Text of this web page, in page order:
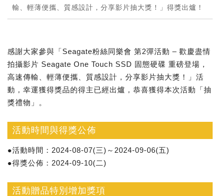
輸、輕薄便攜、質感設計，分享影片抽大獎！」得獎出爐！
感謝大家參與「Seagate粉絲同樂會 第2彈活動 – 歡慶盡情
拍攝影片 Seagate One Touch SSD 固態硬碟 重磅登場，
高速傳輸、輕薄便攜、質感設計，分享影片抽大獎！」活
動，幸運獲得獎品的得主已經出爐，恭喜獲得本次活動「抽
獎禮物」。
活動時間與得獎公佈
●活動時間：2024-08-07(三)～2024-09-06(五)
●得獎公佈：2024-09-10(二)
活動贈品特別增加獎項